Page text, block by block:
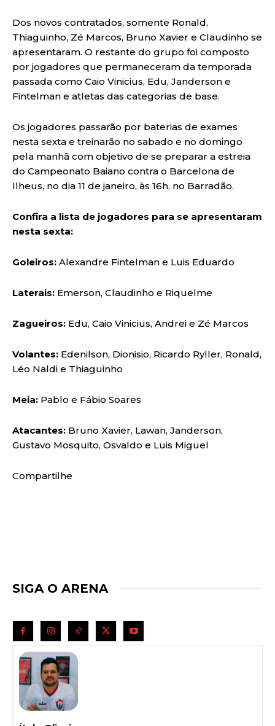
Dos novos contratados, somente Ronald,
Thiaguinho, Zé Marcos, Bruno Xavier e Claudinho se
apresentaram. O restante do grupo foi composto
por jogadores que permaneceram da temporada
passada como Caio Vinicius, Edu, Janderson e
Fintelman e atletas das categorias de base.
Os jogadores passarão por baterias de exames
nesta sexta e treinarão no sabado e no domingo
pela manhã com objetivo de se preparar a estreia
do Campeonato Baiano contra o Barcelona de
Ilheus, no dia 11 de janeiro, às 16h, no Barradão.
Confira a lista de jogadores para se apresentaram
nesta sexta:
Goleiros: Alexandre Fintelman e Luis Eduardo
Laterais: Emerson, Claudinho e Riquelme
Zagueiros: Edu, Caio Vinicius, Andrei e Zé Marcos
Volantes: Edenilson, Dionisio, Ricardo Ryller, Ronald,
Léo Naldi e Thiaguinho
Meia: Pablo e Fábio Soares
Atacantes: Bruno Xavier, Lawan, Janderson,
Gustavo Mosquito, Osvaldo e Luis Miguel
Compartilhe
SIGA O ARENA